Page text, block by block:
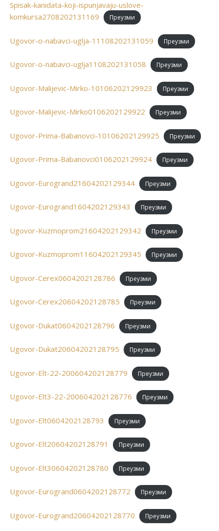
Spisak-kanidata-koji-ispunjavaju-uslove-
komkursa2708202131169
Преузми
Ugovor-o-nabavci-uglja-11108202131059 Преузми
Ugovor-o-nabavci-uglja1108202131058 Преузми
Ugovor-Malijevic-Mirko-10106202129923 Преузми
Ugovor-Malijevic-Mirko0106202129922 Преузми
Ugovor-Prima-Babanovci-10106202129925 Преузми
Ugovor-Prima-Babanovci0106202129924 Преузми
Ugovor-Eurogrand21604202129344 Преузми
Ugovor-Eurogrand1604202129343 Преузми
Ugovor-Kuzmoprom21604202129342 Преузми
Ugovor-Kuzmoprom11604202129345 Преузми
Ugovor-Cerex0604202128786 Преузми
Ugovor-Cerex20604202128785 Преузми
Ugovor-Dukat0604202128796 Преузми
Ugovor-Dukat20604202128795 Преузми
Ugovor-Elt-22-200604202128779 Преузми
Ugovor-Elt3-22-200604202128776 Преузми
Ugovor-Elt0604202128793 Преузми
Ugovor-Elt20604202128791 Преузми
Ugovor-Elt30604202128780 Преузми
Ugovor-Eurogrand0604202128772 Преузми
Ugovor-Eurogrand20604202128770 Преузми